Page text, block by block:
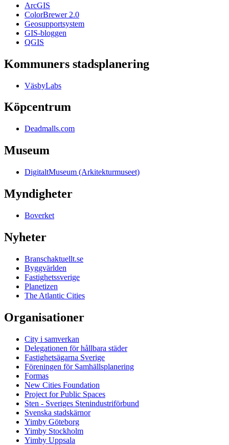
ArcGIS
ColorBrewer 2.0
Geosupportsystem
GIS-bloggen
QGIS
Kommuners stadsplanering
VäsbyLabs
Köpcentrum
Deadmalls.com
Museum
DigitaltMuseum (Arkitekturmuseet)
Myndigheter
Boverket
Nyheter
Branschaktuellt.se
Byggvärlden
Fastighetssverige
Planetizen
The Atlantic Cities
Organisationer
City i samverkan
Delegationen för hållbara städer
Fastighetsägarna Sverige
Föreningen för Samhällsplanering
Formas
New Cities Foundation
Project for Public Spaces
Sten - Sveriges Stenindustriförbund
Svenska stadskärnor
Yimby Göteborg
Yimby Stockholm
Yimby Uppsala